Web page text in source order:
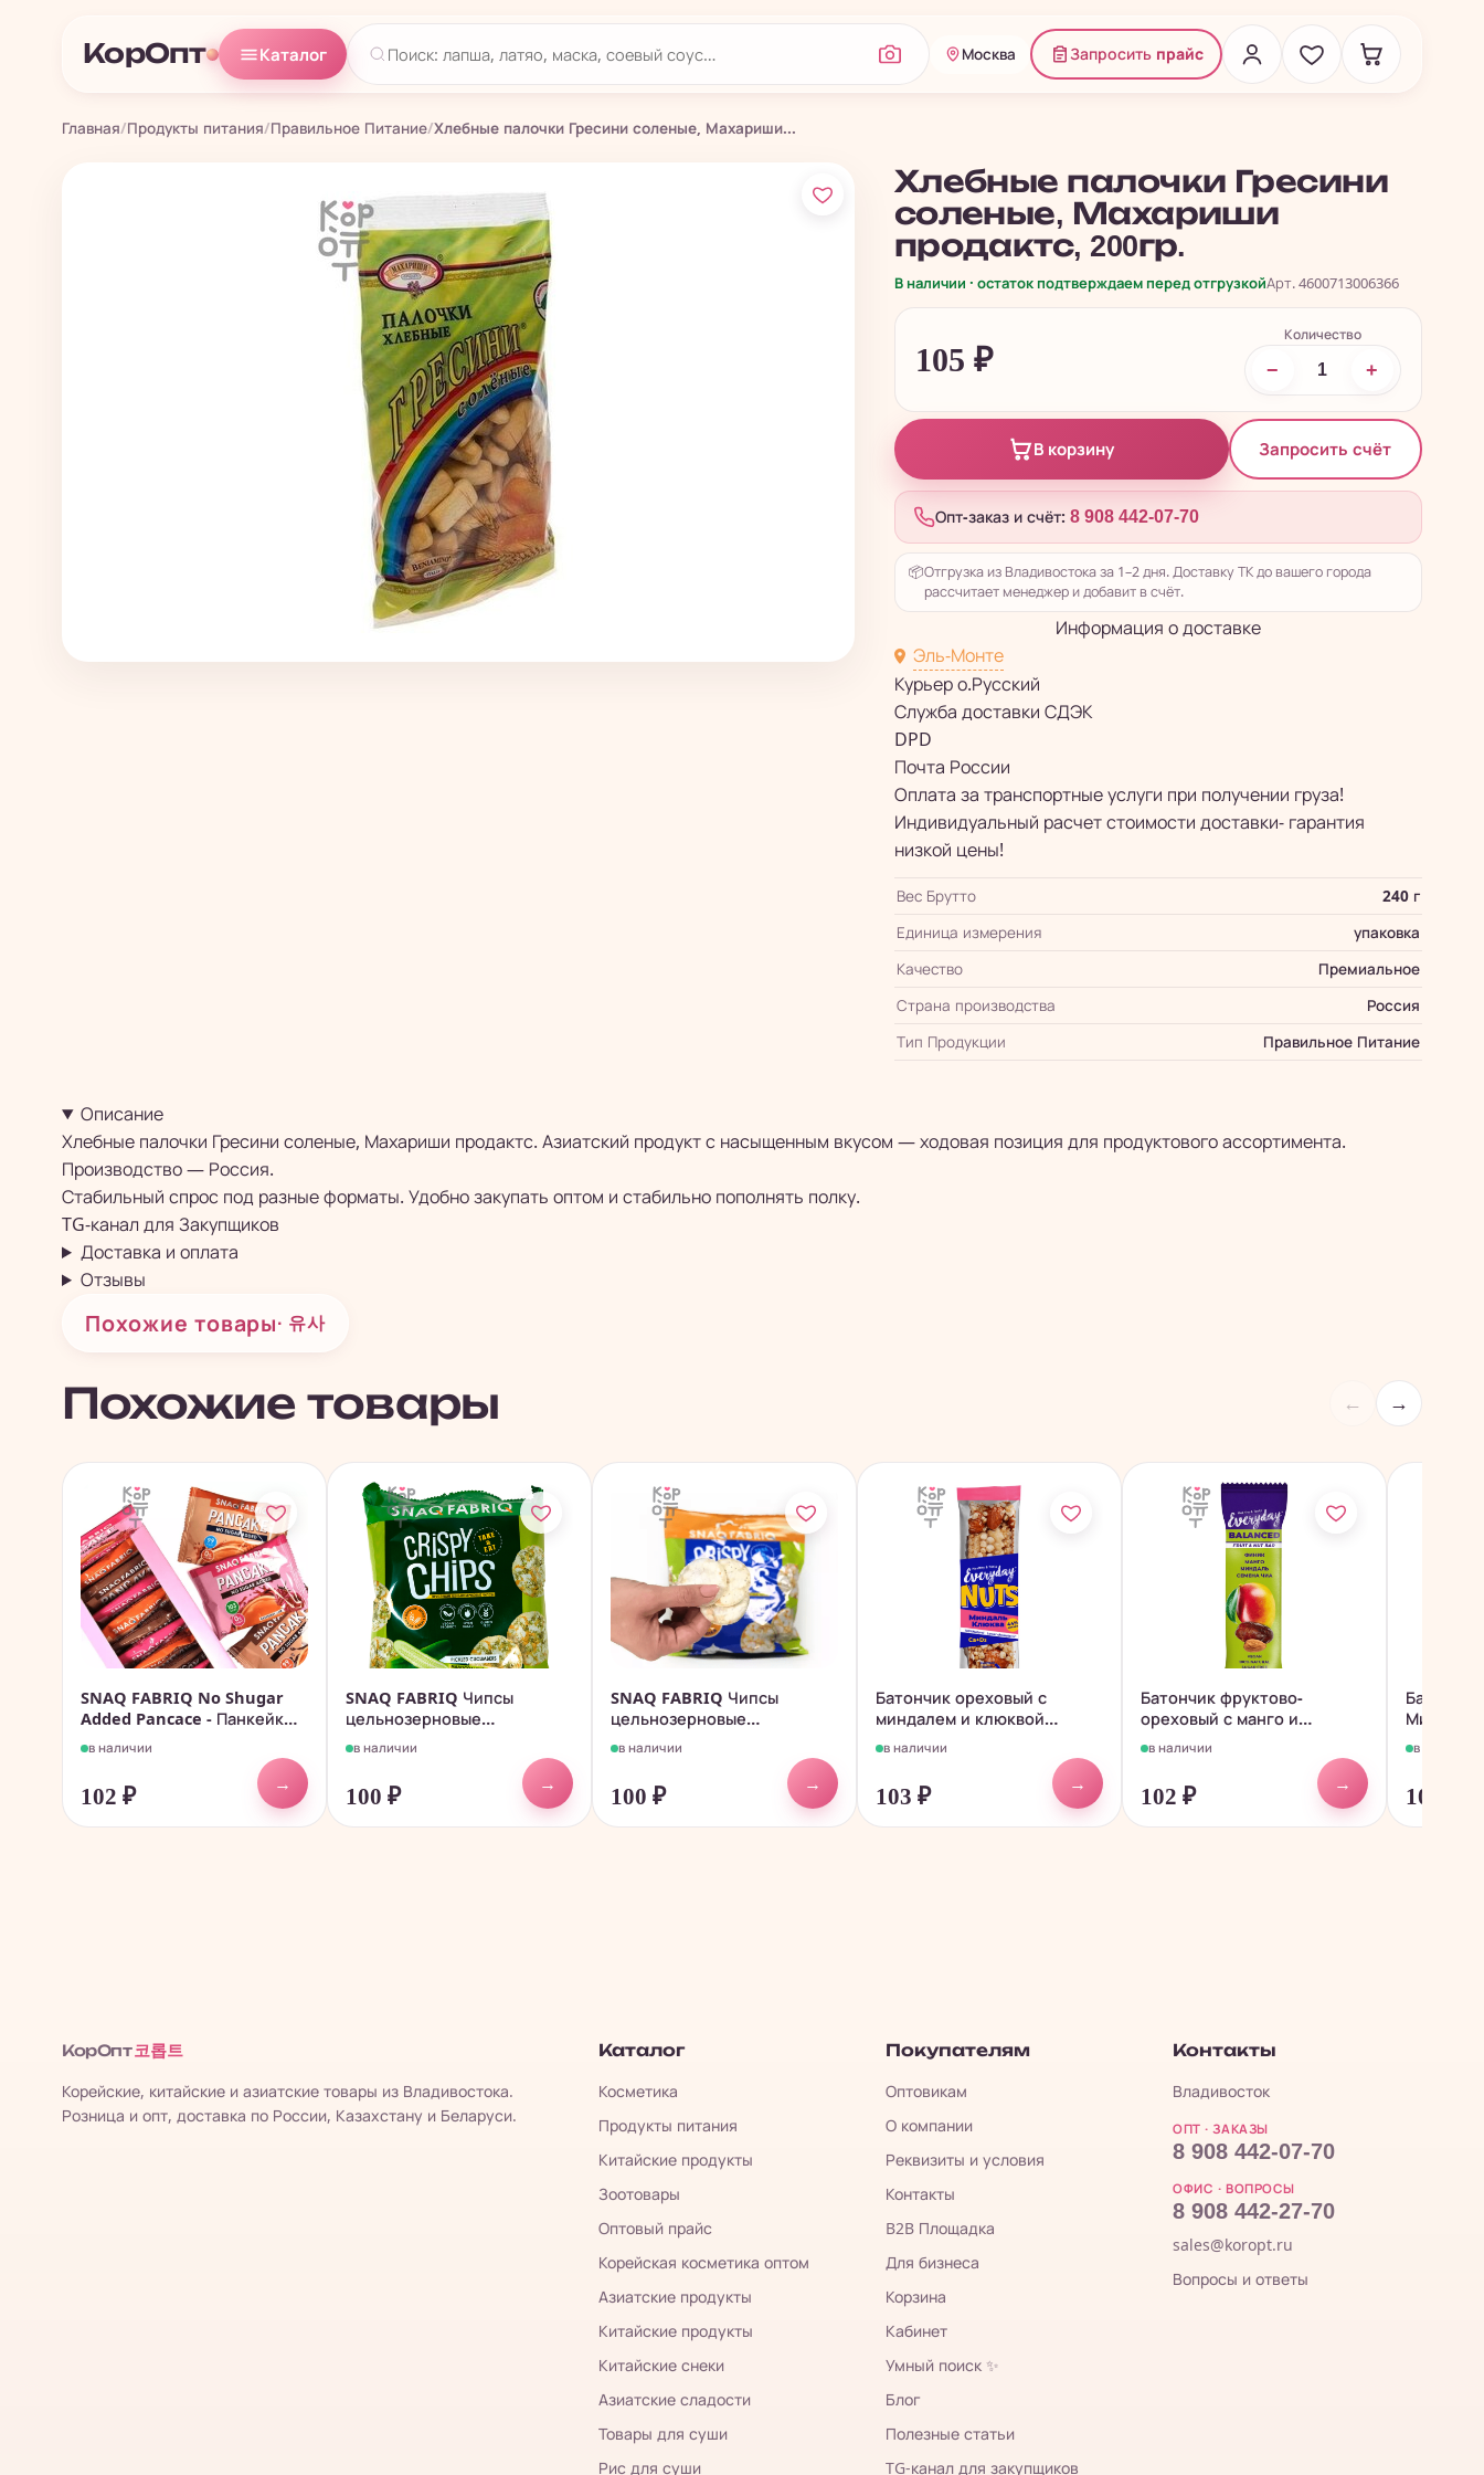
КорОпт Каталог Москва Запросить прайс
Главная/Продукты питания/Правильное Питание/Хлебные палочки Гресини соленые, Махариши...
Хлебные палочки Гресини
соленые, Махариши
продактс, 200гр.
В наличии · остаток подтверждаем перед отгрузкойАрт. 4600713006366
105 ₽
Количество
− +
В корзину Запросить счёт
Опт-заказ и счёт: 8 908 442-07-70
📦Отгрузка из Владивостока за 1–2 дня. Доставку ТК до вашего города
рассчитает менеджер и добавит в счёт.
Информация о доставке
Эль-Монте
Курьер о.Русский
Служба доставки СДЭК
DPD
Почта России
Оплата за транспортные услуги при получении груза!
Индивидуальный расчет стоимости доставки- гарантия
низкой цены!
Вес Брутто
240 г
Единица измерения
упаковка
Качество
Премиальное
Страна производства
Россия
Тип Продукции
Правильное Питание
Описание
Хлебные палочки Гресини соленые, Махариши продактс. Азиатский продукт с насыщенным вкусом — ходовая позиция для продуктового ассортимента.
Производство — Россия.
Стабильный спрос под разные форматы. Удобно закупать оптом и стабильно пополнять полку.
TG-канал для Закупщиков
Доставка и оплата
Отзывы
Похожие товары· 유사
Похожие товары ← →
SNAQ FABRIQ No Shugar
Added Pancace - Панкейк
(без...
в наличии
102 ₽
→
SNAQ FABRIQ Чипсы
цельнозерновые
низкокалорийные -...
в наличии
100 ₽
→
SNAQ FABRIQ Чипсы
цельнозерновые
низкокалорийные -...
в наличии
100 ₽
→
Батончик ореховый с
миндалем и клюквой
Everyday...
в наличии
103 ₽
→
Батончик фруктово-
ореховый с манго и
семенами чиа...
в наличии
102 ₽
→
в наличии
103
КорОпт 코롭트
Корейские, китайские и азиатские товары из Владивостока.
Розница и опт, доставка по России, Казахстану и Беларуси.
Каталог
Косметика
Продукты питания
Китайские продукты
Зоотовары
Оптовый прайс
Корейская косметика оптом
Азиатские продукты
Китайские продукты
Китайские снеки
Азиатские сладости
Товары для суши
Рис для суши
Покупателям
Оптовикам
О компании
Реквизиты и условия
Контакты
B2B Площадка
Для бизнеса
Корзина
Кабинет
Умный поиск ✨
Блог
Полезные статьи
TG-канал для закупщиков
Контакты
Владивосток
ОПТ · ЗАКАЗЫ
8 908 442-07-70
ОФИС · ВОПРОСЫ
8 908 442-27-70
sales@koropt.ru
Вопросы и ответы